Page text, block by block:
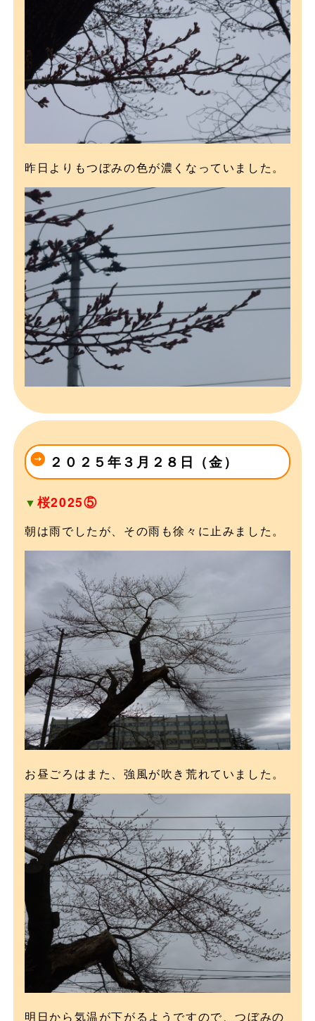
昨日よりもつぼみの色が濃くなっていました。
２０２５年３月２８日（金）
▼ 桜2025⑤
朝は雨でしたが、その雨も徐々に止みました。
お昼ごろはまた、強風が吹き荒れていました。
明日から気温が下がるようですので、つぼみの